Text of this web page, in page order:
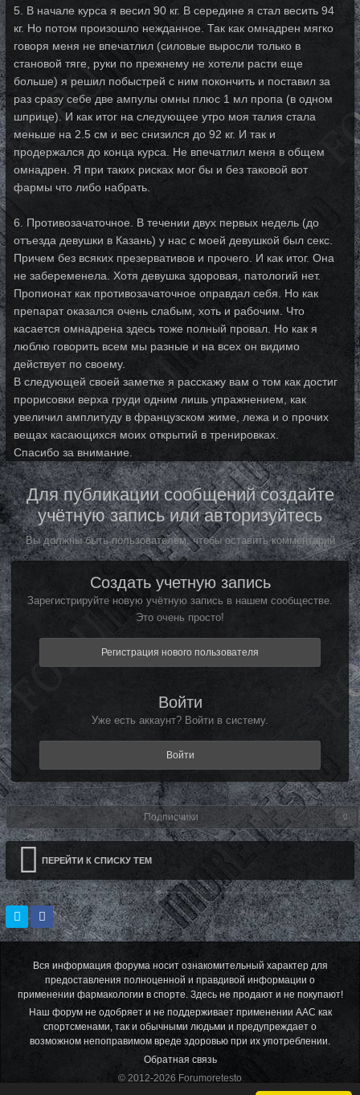
5. В начале курса я весил 90 кг. В середине я стал весить 94
кг. Но потом произошло нежданное. Так как омнадрен мягко
говоря меня не впечатлил (силовые выросли только в
становой тяге, руки по прежнему не хотели расти еще
больше) я решил побыстрей с ним покончить и поставил за
раз сразу себе две ампулы омны плюс 1 мл пропа (в одном
шприце). И как итог на следующее утро моя талия стала
меньше на 2.5 см и вес снизился до 92 кг. И так и
продержался до конца курса. Не впечатлил меня в общем
омнадрен. Я при таких рисках мог бы и без таковой вот
фармы что либо набрать.
6. Противозачаточное. В течении двух первых недель (до
отъезда девушки в Казань) у нас с моей девушкой был секс.
Причем без всяких презервативов и прочего. И как итог. Она
не забеременела. Хотя девушка здоровая, патологий нет.
Пропионат как противозачаточное оправдал себя. Но как
препарат оказался очень слабым, хоть и рабочим. Что
касается омнадрена здесь тоже полный провал. Но как я
люблю говорить всем мы разные и на всех он видимо
действует по своему.
В следующей своей заметке я расскажу вам о том как достиг
прорисовки верха груди одним лишь упражнением, как
увеличил амплитуду в французском жиме, лежа и о прочих
вещах касающихся моих открытий в тренировках.
Спасибо за внимание.
Для публикации сообщений создайте
учётную запись или авторизуйтесь
Вы должны быть пользователем, чтобы оставить комментарий
Создать учетную запись
Зарегистрируйте новую учётную запись в нашем сообществе.
Это очень просто!
Регистрация нового пользователя
Войти
Уже есть аккаунт? Войти в систему.
Войти
Подписчики 0
ПЕРЕЙТИ К СПИСКУ ТЕМ
Вся информация форума носит ознакомительный характер для
предоставления полноценной и правдивой информации о
применении фармакологии в спорте. Здесь не продают и не покупают!
Наш форум не одобряет и не поддерживает применении ААС как
спортсменами, так и обычными людьми и предупреждает о
возможном непоправимом вреде здоровью при их употреблении.
Обратная связь
© 2012-2026 Forumoretesto